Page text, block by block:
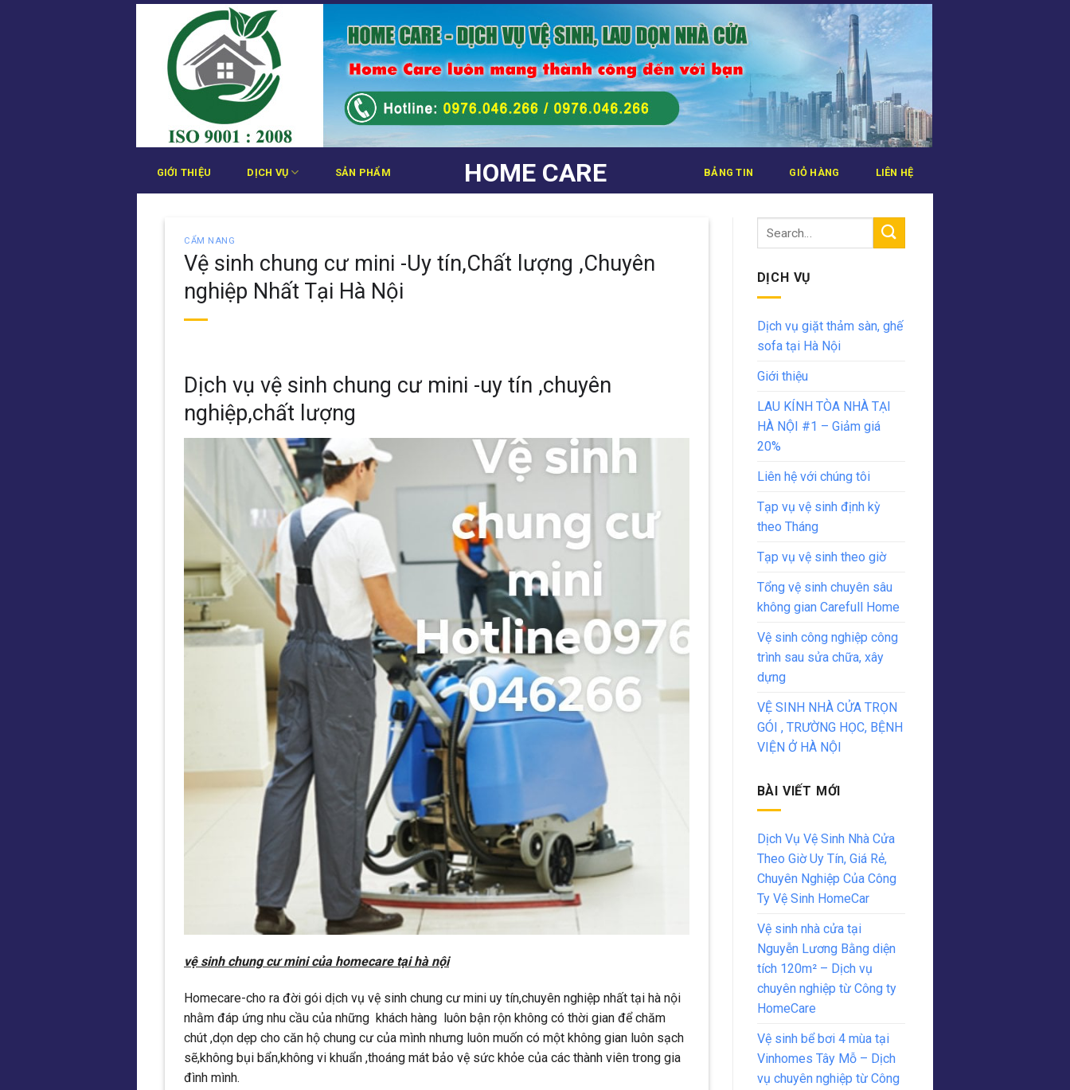
Bỏ
HOME CARE
GIỚI THIỆU DỊCH VỤ SẢN PHẨM BẢNG TIN GIỎ HÀNG LIÊN HỆ
CẨM NANG
Vệ sinh chung cư mini -Uy tín,Chất lượng ,Chuyên
nghiệp Nhất Tại Hà Nội
Dịch vụ vệ sinh chung cư mini -uy tín ,chuyên
nghiệp,chất lượng
vệ sinh chung cư mini của homecare tại hà nội
Homecare-cho ra đời gói dịch vụ vệ sinh chung cư mini uy tín,chuyên nghiệp nhất tại hà nội
nhằm đáp ứng nhu cầu của những khách hàng luôn bận rộn không có thời gian để chăm
chút ,dọn dẹp cho căn hộ chung cư của mình nhưng luôn muốn có một không gian luôn sạch
sẽ,không bụi bẩn,không vi khuẩn ,thoáng mát bảo vệ sức khỏe của các thành viên trong gia
đình mình.
DỊCH VỤ
Dịch vụ giặt thảm sàn, ghế
sofa tại Hà Nội
Giới thiệu
LAU KÍNH TÒA NHÀ TẠI
HÀ NỘI #1 – Giảm giá
20%
Liên hệ với chúng tôi
Tạp vụ vệ sinh định kỳ
theo Tháng
Tạp vụ vệ sinh theo giờ
Tổng vệ sinh chuyên sâu
không gian Carefull Home
Vệ sinh công nghiệp công
trình sau sửa chữa, xây
dựng
VỆ SINH NHÀ CỬA TRỌN
GÓI , TRƯỜNG HỌC, BỆNH
VIỆN Ở HÀ NỘI
BÀI VIẾT MỚI
Dịch Vụ Vệ Sinh Nhà Cửa
Theo Giờ Uy Tín, Giá Rẻ,
Chuyên Nghiệp Của Công
Ty Vệ Sinh HomeCar
Vệ sinh nhà cửa tại
Nguyễn Lương Bằng diện
tích 120m² – Dịch vụ
chuyên nghiệp từ Công ty
HomeCare
Vệ sinh bể bơi 4 mùa tại
Vinhomes Tây Mỗ – Dịch
vụ chuyên nghiệp từ Công